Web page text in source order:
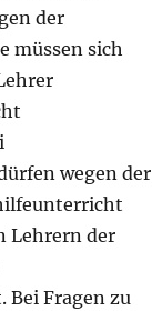
der
müssen sich
wegen der
Lehrern der
Bei Fragen zu